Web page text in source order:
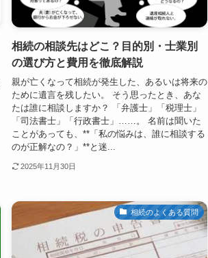
相続の相談先はどこ？目的別・士業別
の選び方と費用を徹底解説
親が亡くなって相続が発生した、あるいは将来の
ために遺言を残したい。 そう思ったとき、あな
たは誰に相談しますか？ 「弁護士」「税理士」
「司法書士」「行政書士」……。 名前は聞いた
ことがあっても、**「私の悩みは、誰に相談する
のが正解なの？」**と迷...
2025年11月30日
相続のよくある質問